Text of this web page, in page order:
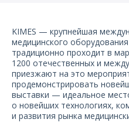
О
KIMES — крупнейшая
медицинского
традиционно проходит в
1200 отечественных и
приезжают на это
продемонстрировать
выставки — идеальное
о новейших технологиях,
и развития рынка